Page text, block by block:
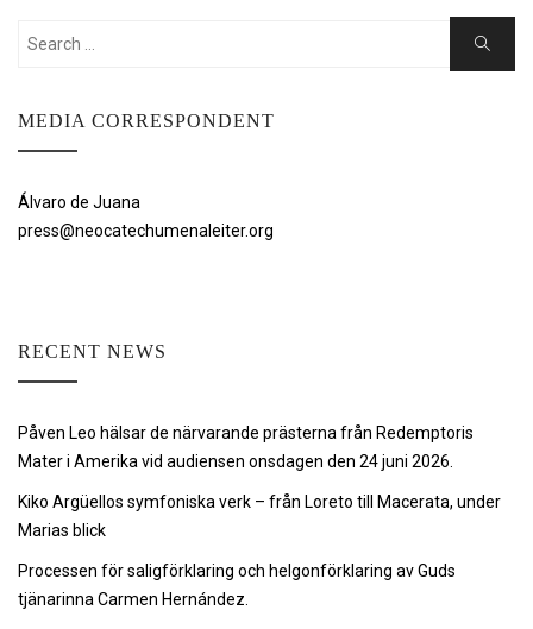
Search
Search
MEDIA CORRESPONDENT
Álvaro de Juana
press@neocatechumenaleiter.org
RECENT NEWS
Påven Leo hälsar de närvarande prästerna från Redemptoris
Mater i Amerika vid audiensen onsdagen den 24 juni 2026.
Kiko Argüellos symfoniska verk – från Loreto till Macerata, under
Marias blick
Processen för saligförklaring och helgonförklaring av Guds
tjänarinna Carmen Hernández.